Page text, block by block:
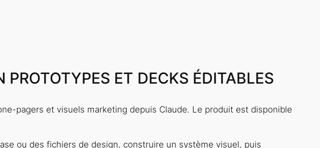
ET DECKS ÉDITABLES
pagers et visuels marketing depuis Claude. Le produit est disponible
ou des fichiers de design, construire un système visuel, puis